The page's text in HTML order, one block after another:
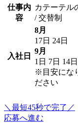
仕事内
容
カテーテル
/ 交替制
入社日
8月
17日 24日
9月
1日 7日 14日
※目安にな
ださい
＼最短45秒で完了／
応募へ進む